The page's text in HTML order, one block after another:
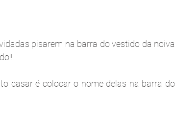
pisarem na barra do vestido da noiva
casar é colocar o nome delas na barra do